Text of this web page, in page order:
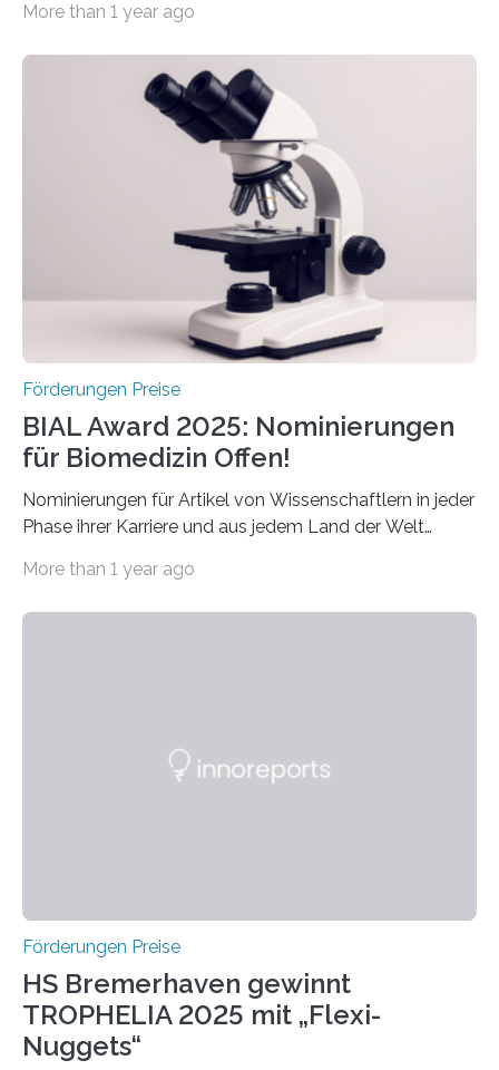
hochrangige wissenschaftliche Publikation zum Thema
Schlaganfall“ mit Sitz in Würzburg fördert die
Schlaganfallforschung, um die Behandlung der
Betroffenen zu verbessern. Dazu schreibt sie auch in
diesem Jahr wieder deutschlandweit den Hentschel-
Preis aus. Er richtet sich gezielt an jüngere
Forscherinnen und Forscher unter 40 Jahren. Geehrt
werden soll eine herausragende Doktorarbeit oder eine
hochrangige wissenschaftliche Publikation zum Thema
More than 1 year ago
Förderungen Preise
BIAL Award 2025: Nominierungen
für Biomedizin Offen!
Nominierungen für Artikel von Wissenschaftlern in jeder
Phase ihrer Karriere und aus jedem Land der Welt
Leben gerufen, um die bemerkenswertesten
Foundation, des BIAL Award in Biomedicine ist in
More than 1 year ago
Förderungen Preise
HS Bremerhaven gewinnt
TROPHELIA 2025 mit „Flexi-
Nuggets“